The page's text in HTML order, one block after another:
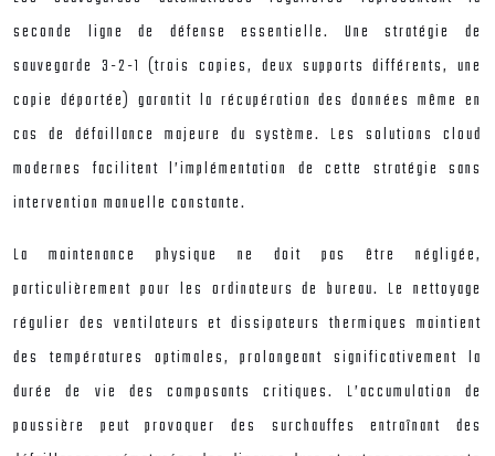
seconde ligne de défense essentielle. Une stratégie de
sauvegarde 3-2-1 (trois copies, deux supports différents, une
copie déportée) garantit la récupération des données même en
cas de défaillance majeure du système. Les solutions cloud
modernes facilitent l’implémentation de cette stratégie sans
intervention manuelle constante.
La maintenance physique ne doit pas être négligée,
particulièrement pour les ordinateurs de bureau. Le nettoyage
régulier des ventilateurs et dissipateurs thermiques maintient
des températures optimales, prolongeant significativement la
durée de vie des composants critiques. L’accumulation de
poussière peut provoquer des surchauffes entraînant des